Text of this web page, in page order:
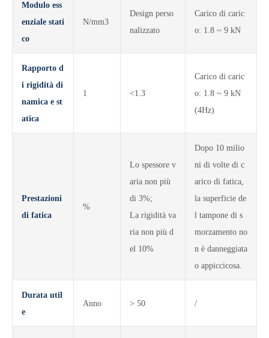
Modulo ess
enziale stati
co
N/mm3
Design perso
nalizzato
Carico di caric
o: 1.8 ~ 9 kN
Rapporto d
i rigidità di
namica e st
atica
1 <1.3
Carico di caric
o: 1.8 ~ 9 kN
(4Hz)
Prestazioni
di fatica
%
Lo spessore v
aria non più
di 3%;
La rigidità va
ria non più d
el 10%
Dopo 10 milio
ni di volte di c
arico di fatica,
la superficie de
l tampone di s
morzamento no
n è danneggiata
o appiccicosa.
Durata util
e
Anno > 50 /